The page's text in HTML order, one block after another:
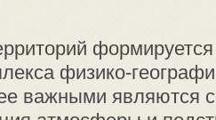
физико-
важными являются